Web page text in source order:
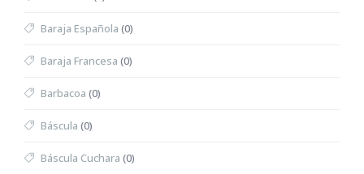
Baraja Española (0)
Baraja Francesa (0)
Barbacoa (0)
Báscula (0)
Báscula Cuchara (0)